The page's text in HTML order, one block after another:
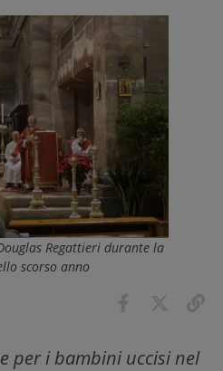
Regattieri durante la
scorso anno
per i bambini uccisi nel